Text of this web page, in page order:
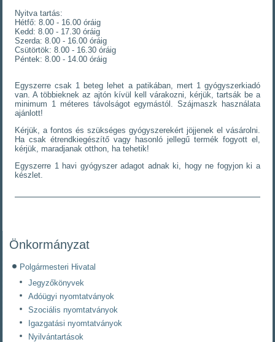
Nyitva tartás:
Hétfő: 8.00 - 16.00 óráig
Kedd: 8.00 - 17.30 óráig
Szerda: 8.00 - 16.00 óráig
Csütörtök: 8.00 - 16.30 óráig
Péntek: 8.00 - 14.00 óráig
Egyszerre csak 1 beteg lehet a patikában, mert 1 gyógyszerkiadó
van. A többieknek az ajtón kívül kell várakozni, kérjük, tartsák be a
minimum 1 méteres távolságot egymástól. Szájmaszk használata
ajánlott!
Kérjük, a fontos és szükséges gyógyszerekért jöjjenek el vásárolni.
Ha csak étrendkiegészítő vagy hasonló jellegű termék fogyott el,
kérjük, maradjanak otthon, ha tehetik!
Egyszerre 1 havi gyógyszer adagot adnak ki, hogy ne fogyjon ki a
készlet.
Önkormányzat
Polgármesteri Hivatal
Jegyzőkönyvek
Adóügyi nyomtatványok
Szociális nyomtatványok
Igazgatási nyomtatványok
Nyilvántartások